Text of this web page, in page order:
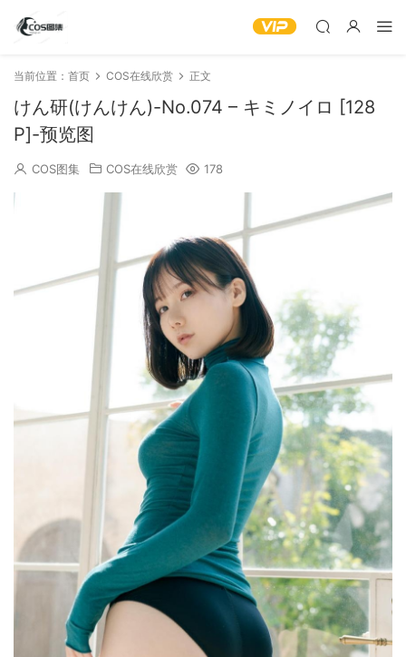
当前位置： 首页 COS在线欣赏 正文
けん研(けんけん)-No.074 – キミノイロ [128
P]-预览图
COS图集 COS在线欣赏 178